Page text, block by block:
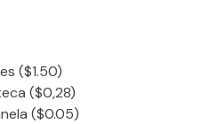
($1.50)
($0,28)
($0.05)